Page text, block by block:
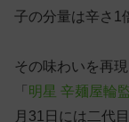
子の分量は辛さ1
その味わいを再
「 明星 辛麺屋輪
月31日には二代目